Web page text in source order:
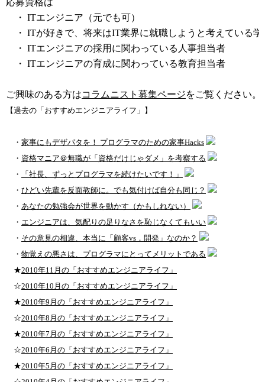
応募資格は
・ ITエンジニア（元でも可）
・ ITが好きで、将来はIT業界に就職しようと考えている学
・ ITエンジニアの採用に関わっている人事担当者
・ ITエンジニアの育成に関わっている教育担当者
ご興味のある方はコラムニスト募集ページをご覧ください。
【過去の「おすすめエンジニアライフ」】
・ 家事にもデザパタを！ プログラマのための家事Hacks
・ 資格マニア＠無職が「資格だけじゃダメ」を考察する
・
「社長、ずっとプログラマを続けたいです！」
・ ひどい先輩を反面教師に。でも気付けば自分も同じ？
・ あなたの勉強会が世界を動かす（かもしれない）
・ エンジニアは、気配りの足りなさを恥じなくてもいい
・ その意見の相違、本当に「顧客vs．開発」なのか？
・ 物覚えの悪さは、プログラマにとってメリットである
★2010年11月の「おすすめエンジニアライフ」
☆2010年10月の「おすすめエンジニアライフ」
★2010年9月の「おすすめエンジニアライフ」
☆2010年8月の「おすすめエンジニアライフ」
★2010年7月の「おすすめエンジニアライフ」
☆2010年6月の「おすすめエンジニアライフ」
★2010年5月の「おすすめエンジニアライフ」